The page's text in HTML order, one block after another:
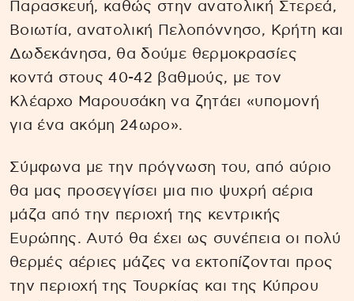
Παρασκευή, καθώς στην ανατολική Στερεά,
Βοιωτία, ανατολική Πελοπόννησο, Κρήτη και
Δωδεκάνησα, θα δούμε θερμοκρασίες
κοντά στους 40-42 βαθμούς, με τον
Κλέαρχο Μαρουσάκη να ζητάει «υπομονή
για ένα ακόμη 24ωρο».
Σύμφωνα με την πρόγνωση του, από αύριο
θα μας προσεγγίσει μια πιο ψυχρή αέρια
μάζα από την περιοχή της κεντρικής
Ευρώπης. Αυτό θα έχει ως συνέπεια οι πολύ
θερμές αέριες μάζες να εκτοπίζονται προς
την περιοχή της Τουρκίας και της Κύπρου